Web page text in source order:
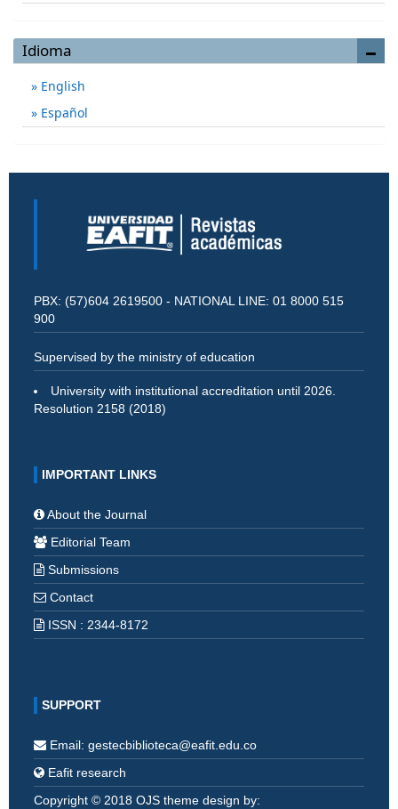
Idioma
English
Español
PBX: (57)604 2619500 - NATIONAL LINE: 01 8000 515
900
Supervised by the ministry of education
University with institutional accreditation until 2026.
Resolution 2158 (2018)
IMPORTANT LINKS
About the Journal
Editorial Team
Submissions
Contact
ISSN : 2344-8172
SUPPORT
Email: gestecbiblioteca@eafit.edu.co
Eafit research
Copyright © 2018 OJS theme design by: